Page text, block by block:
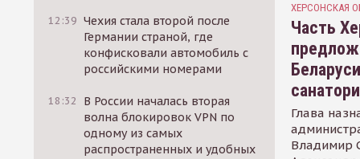
12:39 Чехия стала второй после
Германии страной, где
конфисковали автомобиль с
российскими номерами
18:32
В России началась вторая
волна блокировок VPN по
одному из самых
распространенных и удобных
ХЕРСОНСКАЯ
Часть
Глава
Владимир